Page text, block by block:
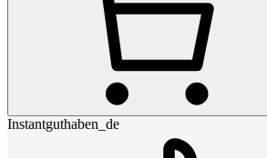
Instantguthaben_de